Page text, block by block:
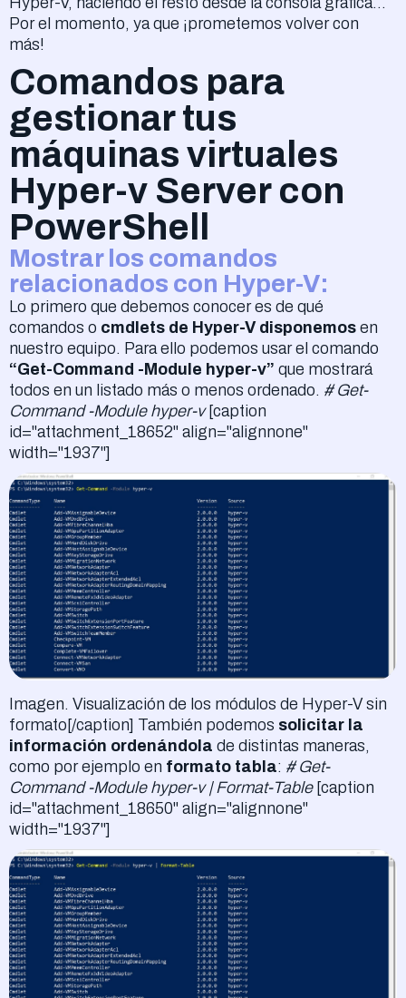
Por el momento, ya que ¡prometemos volver con
más!
Comandos para
gestionar tus
máquinas virtuales
Hyper-v Server con
PowerShell
Mostrar los comandos
relacionados con Hyper-V:
Lo primero que debemos conocer es de qué
comandos o cmdlets de Hyper-V disponemos en
nuestro equipo. Para ello podemos usar el comando
“Get-Command -Module hyper-v” que mostrará
todos en un listado más o menos ordenado. # Get-
Command -Module hyper-v[caption
id="attachment_18652" align="alignnone"
width="1937"]
Imagen. Visualización de los módulos de Hyper-V sin
formato[/caption] También podemos solicitar la
información ordenándola de distintas maneras,
como por ejemplo en formato tabla: # Get-
Command -Module hyper-v | Format-Table[caption
id="attachment_18650" align="alignnone"
width="1937"]